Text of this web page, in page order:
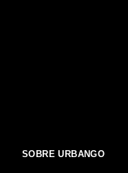
SOBRE URBANGO